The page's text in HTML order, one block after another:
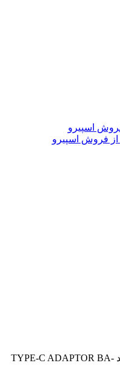
اسپیرو
فروش اسپیرو
هاب یو اس بی بیاند TYPE-C ADAPTOR BA-